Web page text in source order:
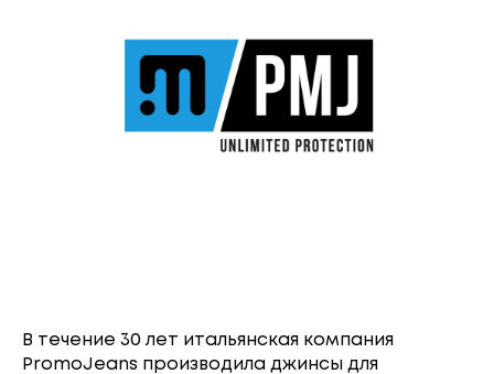
В течение 30 лет итальянская компания
PromoJeans производила джинсы для